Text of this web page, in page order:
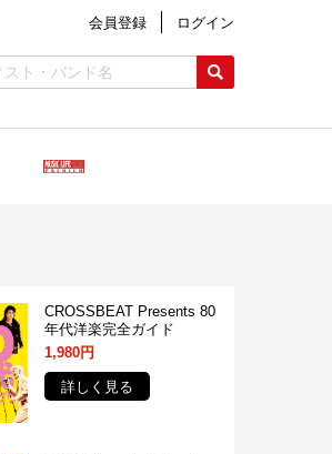
会員登録 ログイン
CROSSBEAT Presents 80
年代洋楽完全ガイド
1,980円
詳しく見る